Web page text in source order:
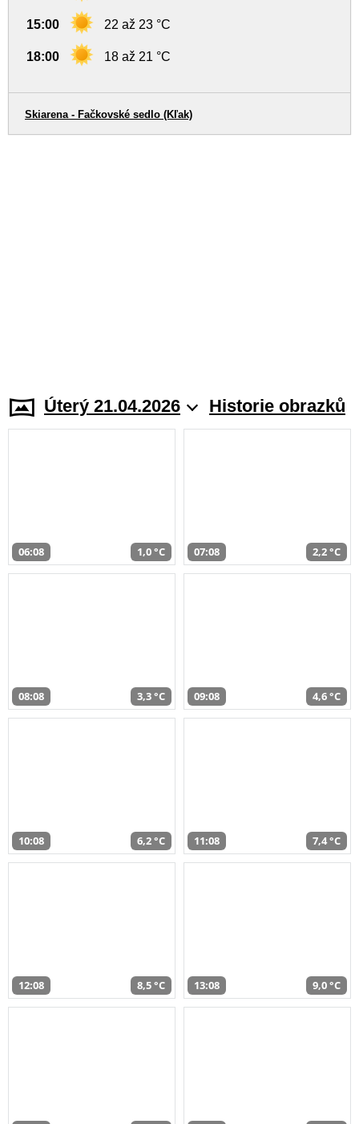
15:00 22 až 23 °C
18:00 18 až 21 °C
Skiarena - Fačkovské sedlo (Kľak)
Úterý 21.04.2026 Historie obrazků
06:08 1,0 °C 07:08 2,2 °C
08:08 3,3 °C 09:08 4,6 °C
10:08 6,2 °C 11:08 7,4 °C
12:08 8,5 °C 13:08 9,0 °C